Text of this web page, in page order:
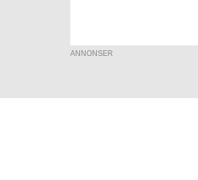
ANNONSER